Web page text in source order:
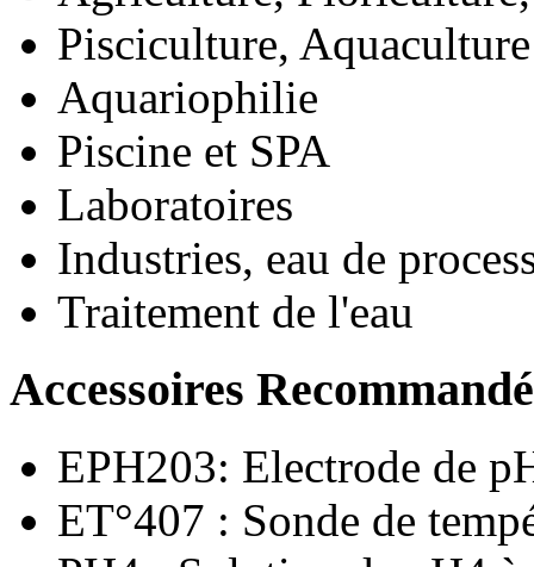
Pisciculture, Aquaculture
Aquariophilie
Piscine et SPA
Laboratoires
Industries, eau de
Traitement de l'eau
Accessoires
EPH203: Electrode de
ET°407 : Sonde de